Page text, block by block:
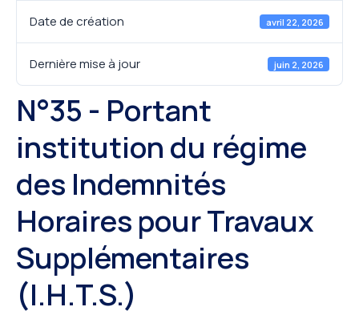
Date de création avril 22, 2026
Dernière mise à jour juin 2, 2026
N°35 - Portant
institution du régime
des Indemnités
Horaires pour Travaux
Supplémentaires
(I.H.T.S.)